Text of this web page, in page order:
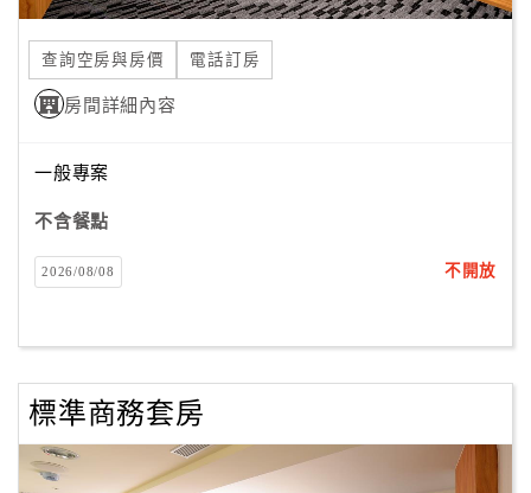
訂
單
管
理
員
戶
客
服
聯
單
查詢空房與房價 電話訂房
房間詳細內容
一般專案
不含餐點
2026/08/08 不開放
標準商務套房